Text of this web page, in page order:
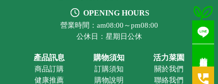
OPENING HOURS
營業時間：am08:00～pm08:00
公休日：星期日公休
產品訊息
商品訂購
健康推薦
購物須知
訂購須知
購物說明
活力菜園
關於我們
聯絡我們